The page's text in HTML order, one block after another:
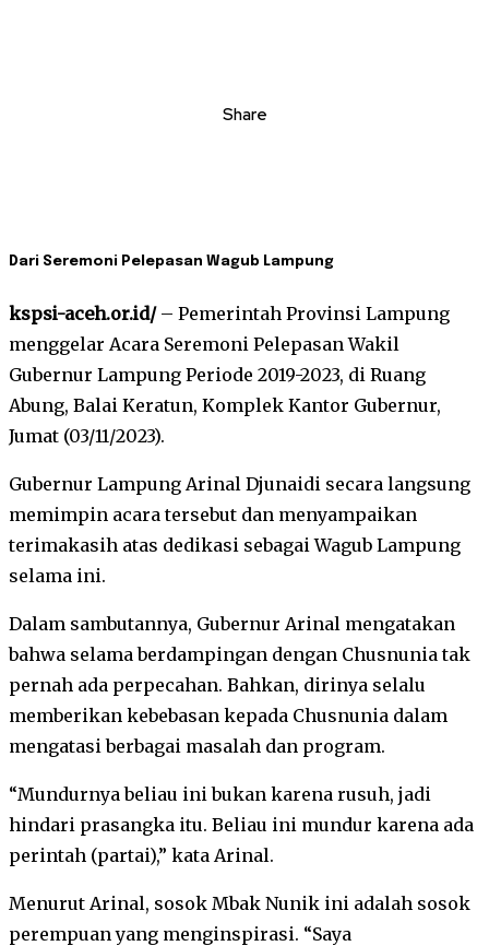
Share
Dari Seremoni Pelepasan Wagub Lampung
kspsi-aceh.or.id/– Pemerintah Provinsi Lampung
menggelar Acara Seremoni Pelepasan Wakil
Gubernur Lampung Periode 2019-2023, di Ruang
Abung, Balai Keratun, Komplek Kantor Gubernur,
Jumat (03/11/2023).
Gubernur Lampung Arinal Djunaidi secara langsung
memimpin acara tersebut dan menyampaikan
terimakasih atas dedikasi sebagai Wagub Lampung
selama ini.
Dalam sambutannya, Gubernur Arinal mengatakan
bahwa selama berdampingan dengan Chusnunia tak
pernah ada perpecahan. Bahkan, dirinya selalu
memberikan kebebasan kepada Chusnunia dalam
mengatasi berbagai masalah dan program.
“Mundurnya beliau ini bukan karena rusuh, jadi
hindari prasangka itu. Beliau ini mundur karena ada
perintah (partai),” kata Arinal.
Menurut Arinal, sosok Mbak Nunik ini adalah sosok
perempuan yang menginspirasi. “Saya